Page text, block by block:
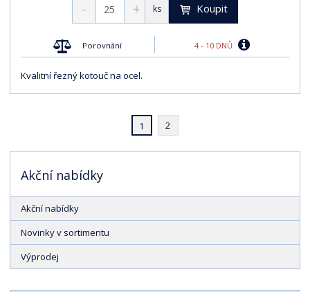
ks Koupit
Porovnání 4 - 10 DNŮ
Kvalitní řezný kotouč na ocel.
1 2
Akční nabídky
Akční nabídky
Novinky v sortimentu
Výprodej